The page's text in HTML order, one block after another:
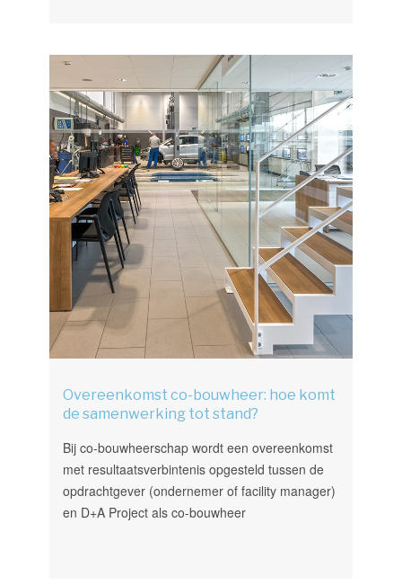
Overeenkomst co-bouwheer: hoe komt
de samenwerking tot stand?
Bij co-bouwheerschap wordt een overeenkomst
met resultaatsverbintenis opgesteld tussen de
opdrachtgever (ondernemer of facility manager)
en D+A Project als co-bouwheer